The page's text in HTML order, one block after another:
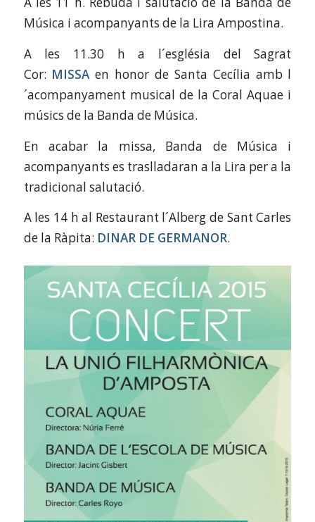
Música i acompanyants de la Lira Ampostina.
A les 11.30 h a l´església del Sagrat
Cor: MISSAen honor de Santa Cecília amb l
´acompanyament musical de la Coral Aquae i
músics de la Banda de Música.
En acabar la missa, Banda de Música i
acompanyants es traslladaran a la Lira per a la
tradicional salutació.
A les 14 h al Restaurant l´Alberg de Sant Carles
de la Ràpita: DINAR DE GERMANOR.